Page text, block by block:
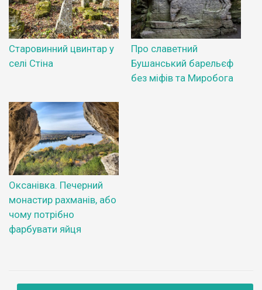
Старовинний цвинтар у
селі Стіна
Про славетний
Бушанський барельєф
без міфів та Миробога
Оксанівка. Печерний
монастир рахманів, або
чому потрібно
фарбувати яйця